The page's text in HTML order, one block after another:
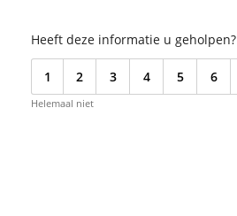
Heeft deze informatie u geholpen?
1 2 3 4 5 6
Helemaal niet